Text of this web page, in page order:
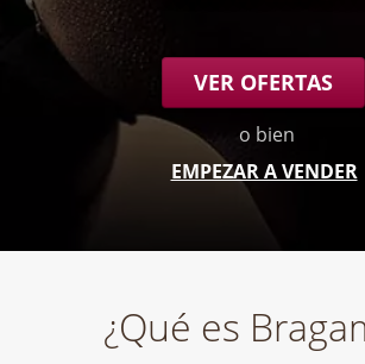
VER OFERTAS
o bien
EMPEZAR A VENDER
¿Qué es